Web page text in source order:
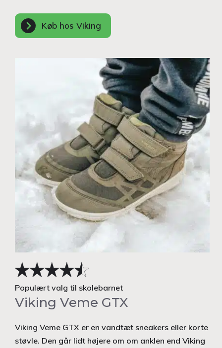
Køb hos Viking
Populært valg til skolebarnet
Viking Veme GTX
Viking Veme GTX er en vandtæt sneakers eller korte
støvle. Den går lidt højere om om anklen end Viking